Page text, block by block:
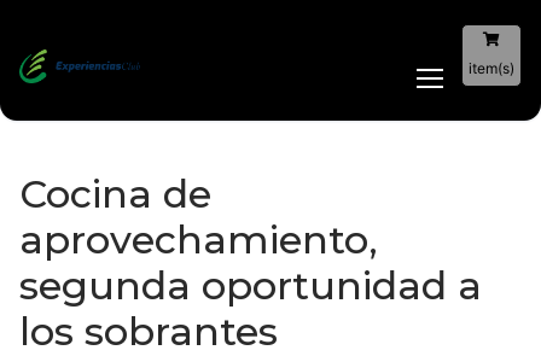
item(s)
Cocina de
aprovechamiento,
segunda oportunidad a
los sobrantes